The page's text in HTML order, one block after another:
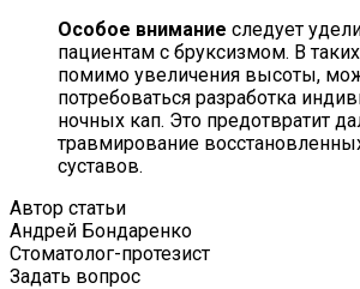
Особое внимание следует
пациентам с бруксизмом. В таких
помимо увеличения высоты,
потребоваться разработка
ночных кап. Это предотвратит
травмирование
суставов.
Автор статьи
Андрей Бондаренко
Стоматолог-протезист
Задать вопрос